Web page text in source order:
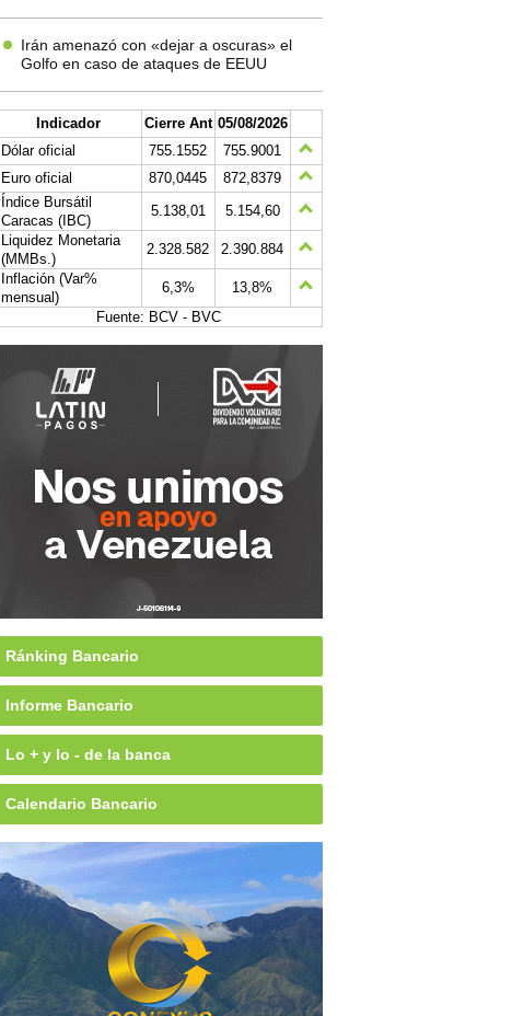
Irán amenazó con «dejar a oscuras» el
Golfo en caso de ataques de EEUU
Indicador Cierre Ant 05/08/2026
Dólar oficial
755.1552
755.9001
Euro oficial
870,0445
872,8379
Índice Bursátil
Caracas (IBC)
5.138,01
5.154,60
Liquidez Monetaria
(MMBs.)
2.328.582
2.390.884
Inflación (Var%
mensual)
6,3%
13,8%
Fuente: BCV - BVC
Ránking Bancario
Informe Bancario
Lo + y lo - de la banca
Calendario Bancario